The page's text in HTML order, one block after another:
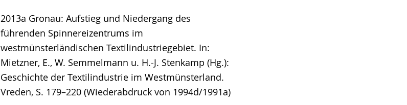
2013a Gronau: Aufstieg und Niedergang des
führenden Spinnereizentrums im
westmünsterländischen Textilindustriegebiet. In:
Mietzner, E., W. Semmelmann u. H.-J. Stenkamp (Hg.):
Geschichte der Textilindustrie im Westmünsterland.
Vreden, S. 179–220 (Wiederabdruck von 1994d/1991a)